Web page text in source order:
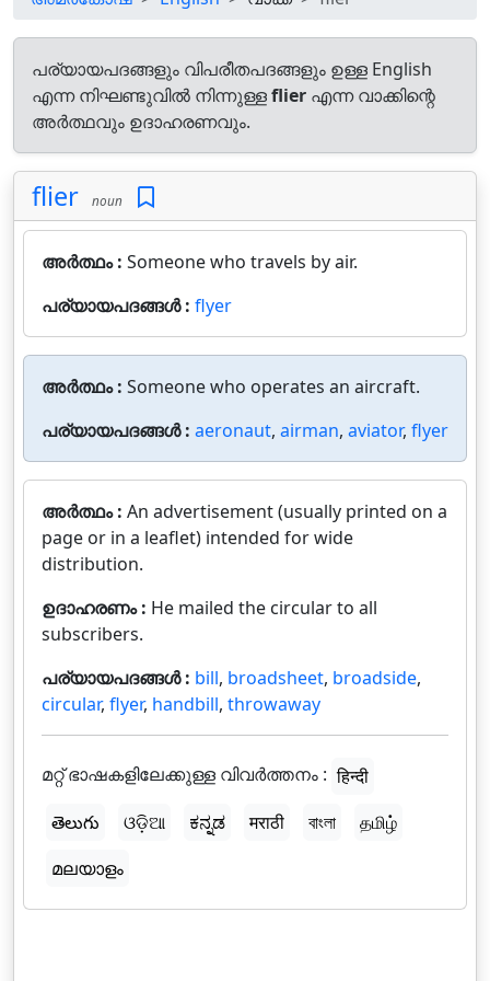
പര്യായപദങ്ങളും വിപരീതപദങ്ങളും ഉള്ള English
എന്ന നിഘണ്ടുവിൽ നിന്നുള്ളflier എന്ന വാക്കിന്റെ
അർത്ഥവും ഉദാഹരണവും.
flier noun
അർത്ഥം : Someone who travels by air.
പര്യായപദങ്ങൾ : flyer
അർത്ഥം : Someone who operates an aircraft.
പര്യായപദങ്ങൾ : aeronaut, airman, aviator, flyer
അർത്ഥം : An advertisement (usually printed on a
page or in a leaflet) intended for wide
distribution.
ഉദാഹരണം : He mailed the circular to all
subscribers.
പര്യായപദങ്ങൾ : bill, broadsheet, broadside,
circular, flyer, handbill, throwaway
മറ്റ് ഭാഷകളിലേക്കുള്ള വിവർത്തനം : हिन्दी
తెలుగు
ଓଡ଼ିଆ ಕನ್ನಡ मराठी বাংলা
தமிழ்
മലയാളം